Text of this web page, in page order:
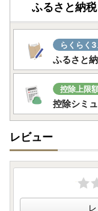
ふるさと納
らくらく
ふるさと
控除上限
控除シミ
レビュー